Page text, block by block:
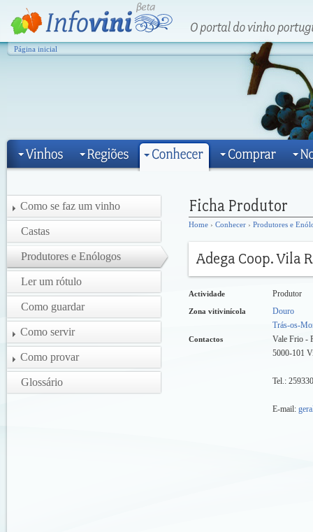
Página inicial
Como se faz um vinho
Castas
Produtores e Enólogos
Ler um rótulo
Como guardar
Como servir
Como provar
Glossário
Home › Conhecer › Produtores e
Actividade Produtor
Zona vitivinícola
Douro
Trás-os-
Contactos
Vale Frio -
5000-101
Tel.:
E-mail: